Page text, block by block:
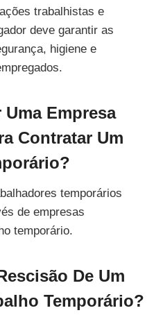
trabalhistas e
deve garantir as
higiene e
Uma Empresa
Contratar Um
temporários
de empresas
temporário.
De Um
Temporário?